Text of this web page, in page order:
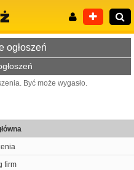
ogłoszeń
Być może wygasło.
firm